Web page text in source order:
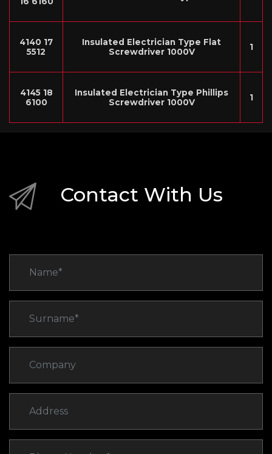
4140 17
5512
Insulated Electrician Type Flat
Screwdriver 1000V
1
4145 18
6100
Insulated Electrician Type Phillips
Screwdriver 1000V
1
Contact With Us